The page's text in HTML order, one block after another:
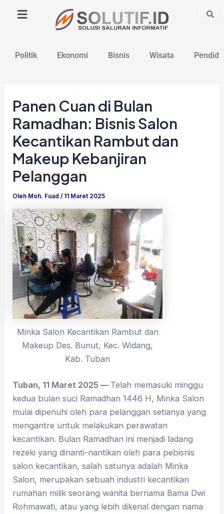
Politik Ekonomi Bisnis Wisata
Panen Cuan di Bulan
Ramadhan: Bisnis Salon
Kecantikan Rambut dan
Makeup Kebanjiran
Pelanggan
Oleh Moh. Fuad/ 11 Maret 2025
Minka Salon Kecantikan Rambut dan
Makeup Des. Bunut, Kec. Widang,
Kab. Tuban
Tuban, 11 Maret 2025 — Telah memasuki minggu
kedua bulan suci Ramadhan 1446 H, Minka Salon
mulai dipenuhi oleh para pelanggan setianya yang
mengantre untuk melakukan perawatan
kecantikan. Bulan Ramadhan ini menjadi ladang
rezeki yang dinanti-nantikan oleh para pebisnis
salon kecantikan, salah satunya adalah Minka
Salon, merupakan sebuah industri kecantikan
rumahan milik seorang wanita bernama Bama Dwi
Rohmawati, atau yang lebih dikenal dengan nama
navigation